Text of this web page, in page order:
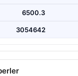
6500.3
3054642